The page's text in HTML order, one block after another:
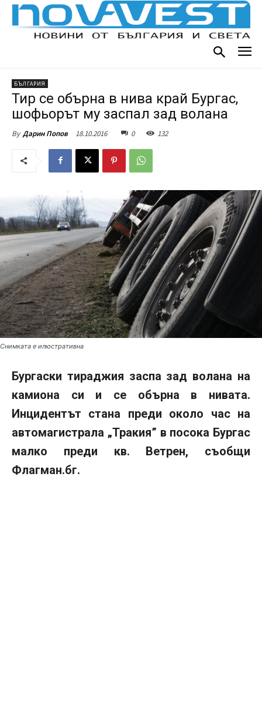
БЪЛГАРИЯ
Тир се обърна в нива край Бургас,
шофьорът му заспал зад волана
By Дарин Попов 18.10.2016 0 132
Снимката е илюстративна
Бургаски тираджия заспа зад волана на
камиона си и се обърна в нивата.
Инцидентът стана преди около час на
автомагистрала „Тракия” в посока Бургас
малко преди кв. Ветрен, съобщи
Флагман.бг.